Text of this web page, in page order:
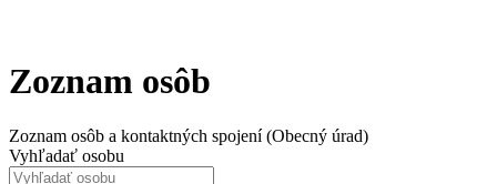
Zoznam osôb
Zoznam osôb a kontaktných spojení (Obecný úrad)
Vyhľadať osobu